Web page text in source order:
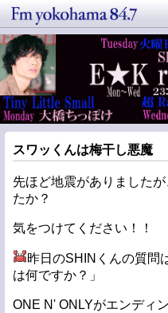
スワッくんは梅干し悪魔
先ほど地震がありました
たか？
気をつけてください！！
昨日のSHINくんの質問
は何ですか？」
ONE N' ONLYがエンディ